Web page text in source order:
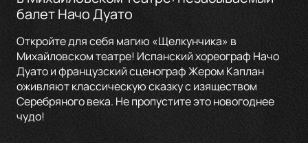
балет Начо Дуато
Откройте для себя магию «Щелкунчика» в
Михайловском театре! Испанский хореограф Начо
Дуато и французский сценограф Жером Каплан
оживляют классическую сказку с изяществом
Серебряного века. Не пропустите это новогоднее
чудо!